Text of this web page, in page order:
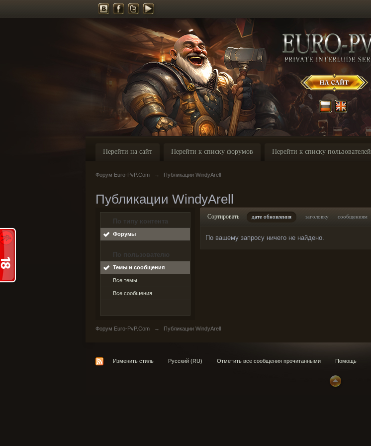
Перейти на сайт Перейти к списку форумов Перейти к списку пользователей
Форум Euro-PvP.Com → Публикации WindyArell
Публикации WindyArell
По типу контента
Форумы
По пользователю
Темы и сообщения
Все темы
Все сообщения
Сортировать дате обновления заголовку сообщениям
По вашему запросу ничего не найдено.
Форум Euro-PvP.Com → Публикации WindyArell
Изменить стиль Русский (RU) Отметить все сообщения прочитанными Помощь